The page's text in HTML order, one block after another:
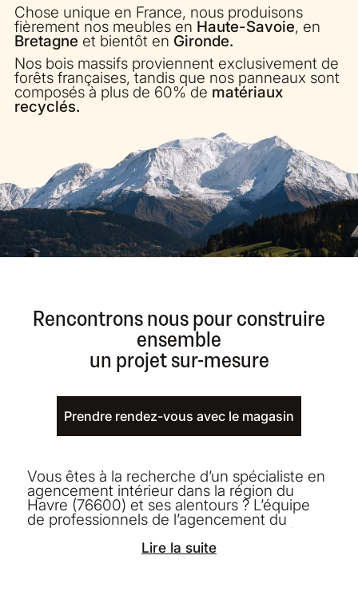
Chose unique en France, nous produisons
fièrement nos meubles en Haute-Savoie, en
Bretagne et bientôt en Gironde.
Nos bois massifs proviennent exclusivement de
forêts françaises, tandis que nos panneaux sont
composés à plus de 60% de matériaux
recyclés.
Rencontrons nous pour construire
ensemble
un projet sur-mesure
Prendre rendez-vous avec le magasin
Vous êtes à la recherche d’un spécialiste en
agencement intérieur dans la région du
Havre (76600) et ses alentours ? L’équipe
de professionnels de l’agencement du
magasin situé au 11 Rue Edouard Corbière
est là pour vous accompagner dans tous
Lire la suite